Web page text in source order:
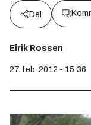
Del
Eirik Rossen
27. feb. 2012 - 15:36